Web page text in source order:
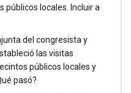
públicos locales. Incluir a
del congresista y
las visitas
públicos locales y
pasó?